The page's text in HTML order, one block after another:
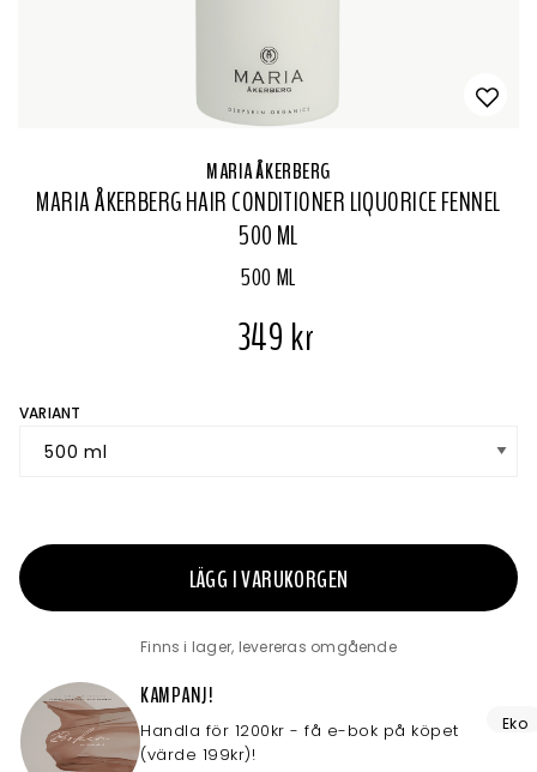
MARIA ÅKERBERG
MARIA ÅKERBERG HAIR CONDITIONER LIQUORICE FENNEL
500 ML
500 ML
349 kr
VARIANT
LÄGG I VARUKORGEN
Finns i lager, levereras omgående
KAMPANJ!
Handla för 1200kr - få e-bok på köpet
(värde 199kr)!
Eko